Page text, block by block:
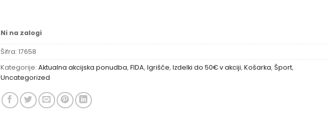
Ni na zalogi
Šifra: 17658
Kategorije: Aktualna akcijska ponudba, FIDA, Igrišče, Izdelki do 50€ v akciji, Košarka, Šport,
Uncategorized